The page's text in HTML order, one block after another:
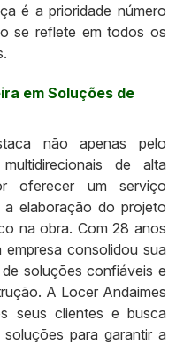
é a prioridade número
se reflete em todos os
em Soluções de
não apenas pelo
de alta
oferecer um serviço
elaboração do projeto
na obra. Com 28 anos
consolidou sua
soluções confiáveis e
A Locer Andaimes
seus clientes e busca
para garantir a